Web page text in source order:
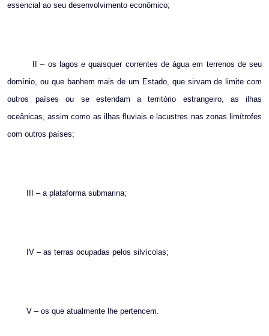
essencial ao seu desenvolvimento econômico;
II – os lagos e quaisquer correntes de água em terrenos de seu
domínio, ou que banhem mais de um Estado, que sirvam de limite com
outros países ou se estendam a território estrangeiro, as ilhas
oceânicas, assim como as ilhas fluviais e lacustres nas zonas limítrofes
com outros países;
III – a plataforma submarina;
IV – as terras ocupadas pelos silvícolas;
V – os que atualmente lhe pertencem.